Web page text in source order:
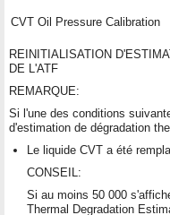
CVT Oil Pressure Calibration
REINITIALISATION
DE L'ATF
REMARQUE:
Si l'une des conditions
d'estimation de dégradation
Le liquide CVT a été
CONSEIL:
Si au moins 50 000
Thermal Degradation